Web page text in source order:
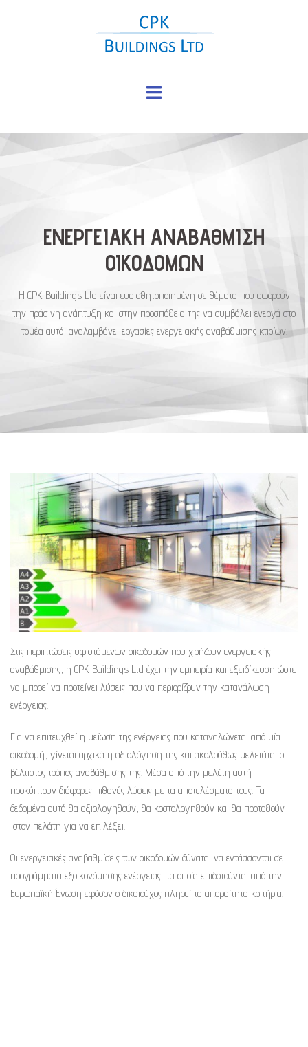
Toggle
ΕΝΕΡΓΕΙΑΚΗ ΑΝΑΒΑΘΜΙΣΗ
ΟΙΚΟΔΟΜΩΝ
Η CPK Buildings Ltd είναι ευαισθητοποιημένη σε θέματα που αφορούν
την πράσινη ανάπτυξη και στην προσπάθεια της να συμβάλει ενεργά στο
τομέα αυτό, αναλαμβάνει εργασίες ενεργειακής αναβάθμισης κτιρίων.
Στις περιπτώσεις υφιστάμενων οικοδομών που χρήζουν ενεργειακής
αναβάθμισης, η CPK Buildings Ltd έχει την εμπειρία και εξειδίκευση ώστε
να μπορεί να προτείνει λύσεις που να περιορίζουν την κατανάλωση
ενέργειας.
Για να επιτευχθεί η μείωση της ενέργειας που καταναλώνεται από μία
οικοδομή, γίνεται αρχικά η αξιολόγηση της και ακολούθως μελετάται ο
βέλτιστος τρόπος αναβάθμισης της. Μέσα από την μελέτη αυτή
προκύπτουν διάφορες πιθανές λύσεις με τα αποτελέσματα τους. Τα
δεδομένα αυτά θα αξιολογηθούν, θα κοστολογηθούν και θα προταθούν
στον πελάτη για να επιλέξει.
Οι ενεργειακές αναβαθμίσεις των οικοδομών δύναται να εντάσσονται σε
προγράμματα εξοικονόμησης ενέργειας τα οποία επιδοτούνται από την
Ευρωπαϊκή Ένωση εφόσον ο δικαιούχος πληρεί τα απαραίτητα κριτήρια.